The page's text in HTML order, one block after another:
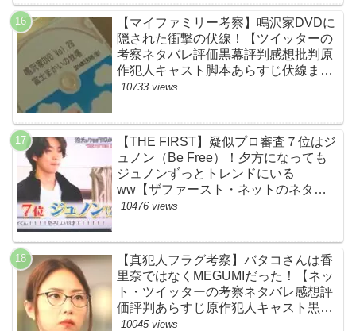
【マイファミリー考察】鳴沢家DVDに
隠された衝撃の伏線！【ツイッターの
考察ネタバレ評価黒幕評判感想批判原
作犯人キャスト脚本あらすじ伏線まと
め】
10733 views
【THE FIRST】疑似プロ審査７位はジ
ュノン（Be Free）！夕方になっても
ジュノンずっとトレンドにいる
ww【ザファースト・ネットのネタバ
レ感想考察まとめ・スッキリ・
10476 views
【真犯人フラグ考察】バタコさんは香
里奈ではなくMEGUMIだった！【ネッ
ト・ツイッターの考察ネタバレ感想評
価評判あらすじ原作犯人キャスト黒幕
伏線まとめ】
10045 views